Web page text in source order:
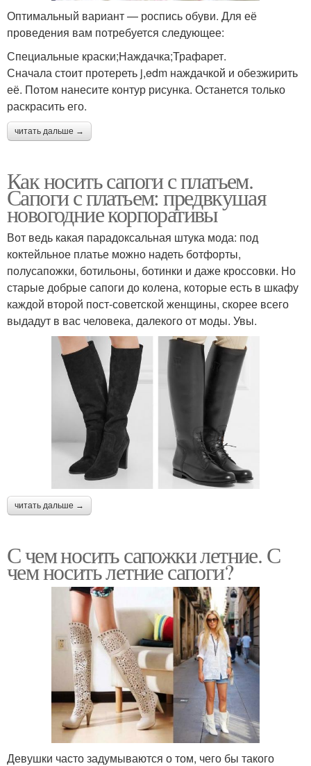
Оптимальный вариант — роспись обуви. Для её
проведения вам потребуется следующее:
Специальные краски;Наждачка;Трафарет.
Сначала стоит протереть j,edm наждачкой и обезжирить
её. Потом нанесите контур рисунка. Останется только
раскрасить его.
читать дальше →
Как носить сапоги с платьем.
Сапоги с платьем: предвкушая
новогодние корпоративы
Вот ведь какая парадоксальная штука мода: под
коктейльное платье можно надеть ботфорты,
полусапожки, ботильоны, ботинки и даже кроссовки. Но
старые добрые сапоги до колена, которые есть в шкафу
каждой второй пост-советской женщины, скорее всего
выдадут в вас человека, далекого от моды. Увы.
читать дальше →
С чем носить сапожки летние. С
чем носить летние сапоги?
Девушки часто задумываются о том, чего бы такого